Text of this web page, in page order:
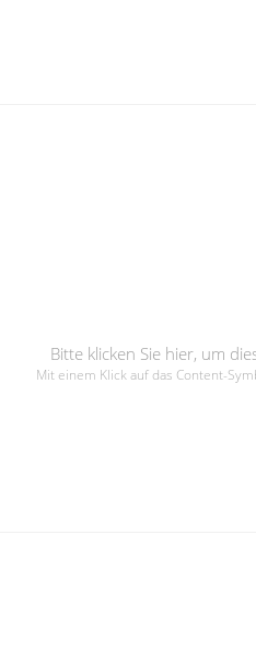
Bitte klicken Sie hier, um
Mit einem Klick auf das Content-